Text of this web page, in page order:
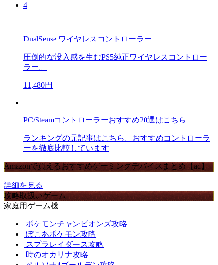
4
DualSense ワイヤレスコントローラー
圧倒的な没入感を生むPS5純正ワイヤレスコントロー
ラー。
11,480円
PC/Steamコントローラーおすすめ20選はこちら
ランキングの元記事はこちら。おすすめコントローラ
ーを徹底比較しています
Amazonで買えるおすすめゲーミングデバイスまとめ【ad】
詳細を見る
攻略取扱いゲーム
家庭用ゲーム機
ポケモンチャンピオンズ攻略
ぽこあポケモン攻略
スプラレイダース攻略
時のオカリナ攻略